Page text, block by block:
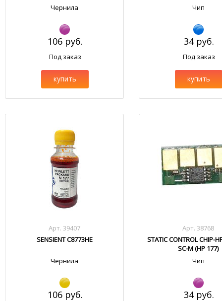
Чернила
106 руб.
Под заказ
купить
Чип
34 руб.
Под заказ
купить
Арт. 39407
SENSIENT C8773HE
Чернила
106 руб.
Арт. 38768
STATIC CONTROL CHIP-
SC-M (HP 177)
Чип
34 руб.